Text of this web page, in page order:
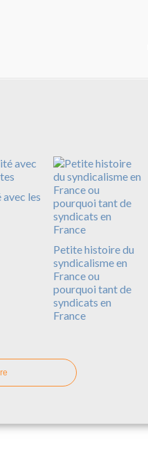
les
Petite histoire du
syndicalisme en
France ou
pourquoi tant de
syndicats en
France